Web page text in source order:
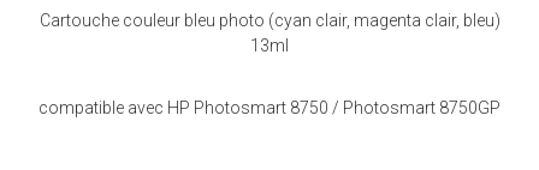
Cartouche couleur bleu photo (cyan clair, magenta clair, bleu)
13ml
compatible avec HP Photosmart 8750 / Photosmart 8750GP